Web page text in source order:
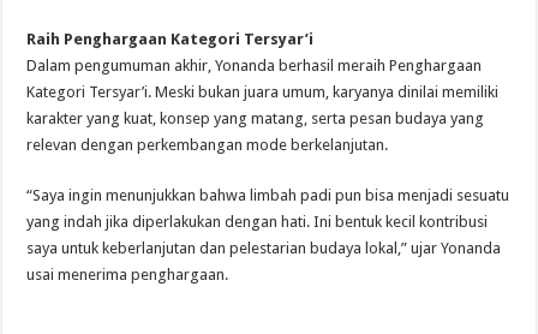
Raih Penghargaan Kategori Tersyar’i
Dalam pengumuman akhir, Yonanda berhasil meraih Penghargaan
Kategori Tersyar’i. Meski bukan juara umum, karyanya dinilai memiliki
karakter yang kuat, konsep yang matang, serta pesan budaya yang
relevan dengan perkembangan mode berkelanjutan.
“Saya ingin menunjukkan bahwa limbah padi pun bisa menjadi sesuatu
yang indah jika diperlakukan dengan hati. Ini bentuk kecil kontribusi
saya untuk keberlanjutan dan pelestarian budaya lokal,” ujar Yonanda
usai menerima penghargaan.